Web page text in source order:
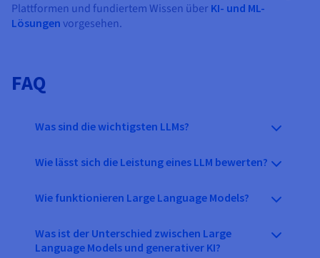
Plattformen und fundiertem Wissen über KI- und ML-
Lösungen vorgesehen.
FAQ
Was sind die wichtigsten LLMs?
Wie lässt sich die Leistung eines LLM bewerten?
Wie funktionieren Large Language Models?
Was ist der Unterschied zwischen Large
Language Models und generativer KI?